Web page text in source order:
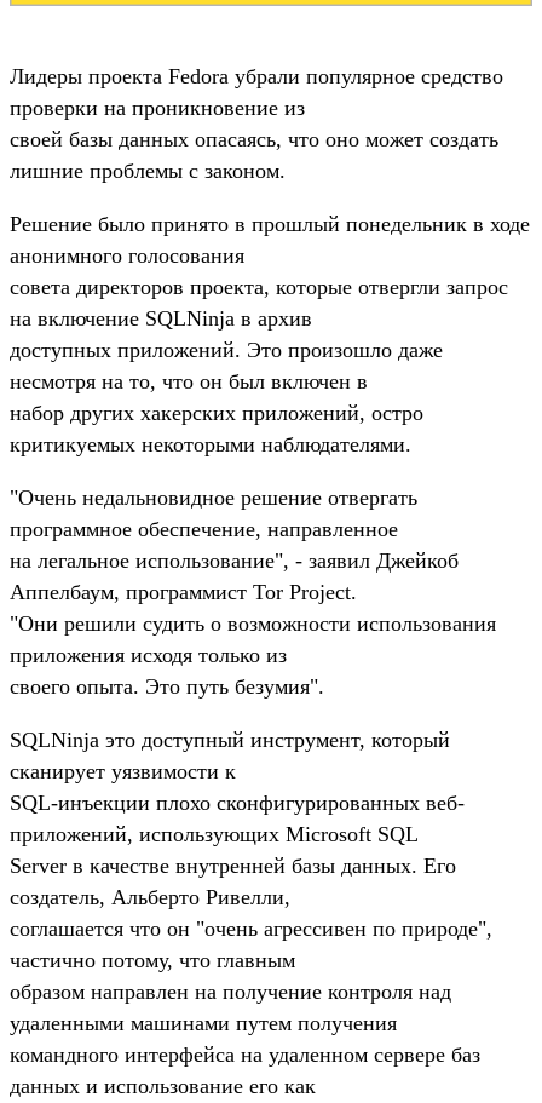
Лидеры проекта Fedora убрали популярное средство
проверки на проникновение из
своей базы данных опасаясь, что оно может создать
лишние проблемы с законом.
Решение было принято в прошлый понедельник в ходе
анонимного голосования
совета директоров проекта, которые отвергли запрос
на включение SQLNinja в архив
доступных приложений. Это произошло даже
несмотря на то, что он был включен в
набор других хакерских приложений, остро
критикуемых некоторыми наблюдателями.
"Очень недальновидное решение отвергать
программное обеспечение, направленное
на легальное использование", - заявил Джейкоб
Аппелбаум, программист Tor Project.
"Они решили судить о возможности использования
приложения исходя только из
своего опыта. Это путь безумия".
SQLNinja это доступный инструмент, который
сканирует уязвимости к
SQL-инъекции плохо сконфигурированных веб-
приложений, использующих Microsoft SQL
Server в качестве внутренней базы данных. Его
создатель, Альберто Ривелли,
соглашается что он "очень агрессивен по природе",
частично потому, что главным
образом направлен на получение контроля над
удаленными машинами путем получения
командного интерфейса на удаленном сервере баз
данных и использование его как